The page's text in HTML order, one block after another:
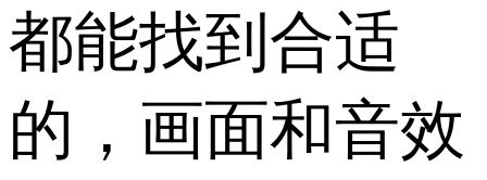
都能找到合适
的，画面和音效